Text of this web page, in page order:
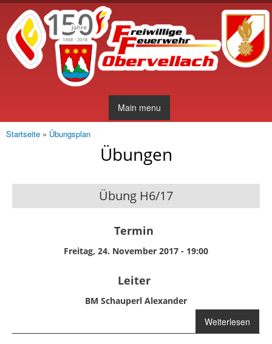
Direkt
zum
Inhalt
Main menu
Sie sind hier
Startseite » Übungsplan
Übungen
Übung H6/17
Termin
Freitag, 24. November 2017 - 19:00
Leiter
BM Schauperl Alexander
Weiterlesen
über Übung
H6/17